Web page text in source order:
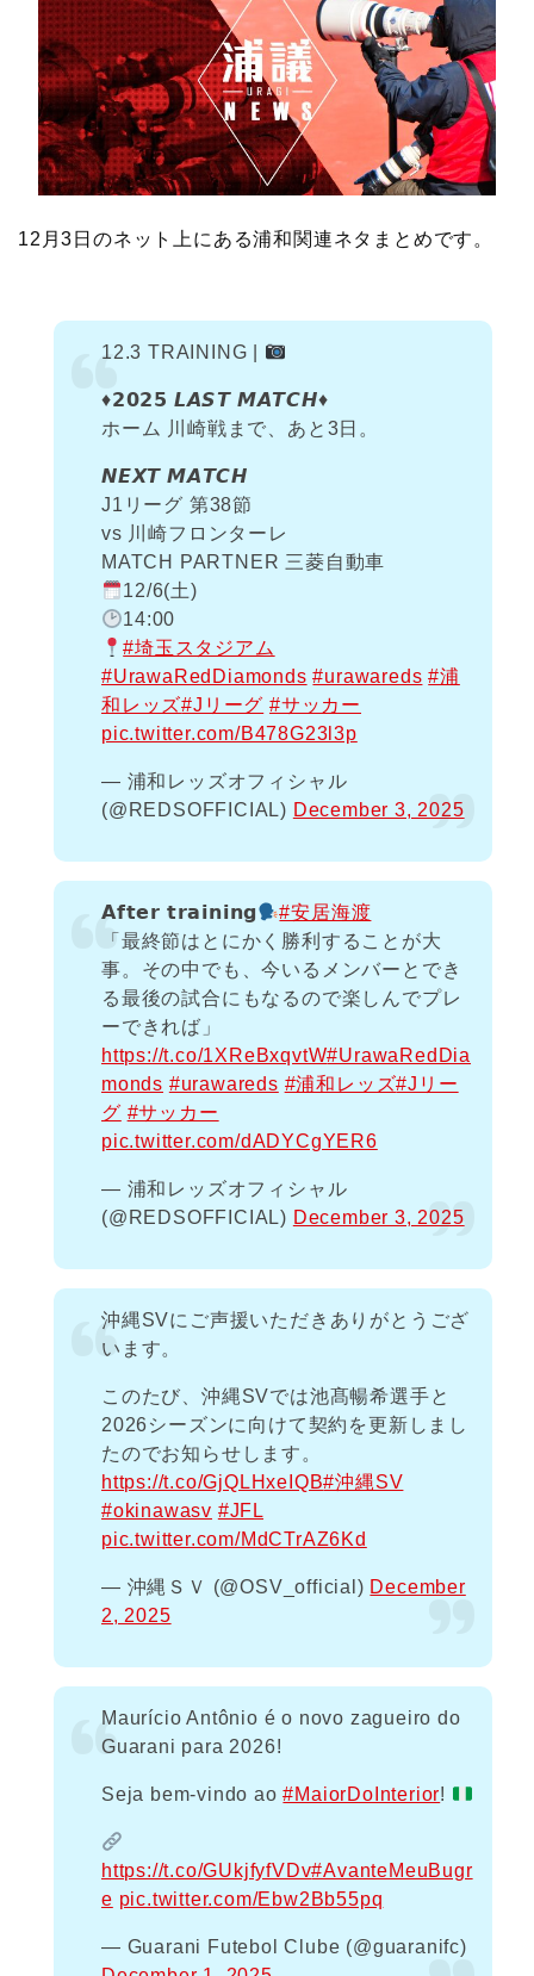
b
o
o
t
e
r
n
a
n
o
t
L
i
n
12月3日のネット上にある浦和関連ネタまとめです。
12.3 TRAINING |
♦️𝟮𝟬𝟮𝟱 𝙇𝘼𝙎𝙏 𝙈𝘼𝙏𝘾𝙃♦️
ホーム 川崎戦まで、あと3日。
𝙉𝙀𝙓𝙏 𝙈𝘼𝙏𝘾𝙃
J1リーグ 第38節
vs 川崎フロンターレ
MATCH PARTNER 三菱自動車
12/6(土)
14:00
#埼玉スタジアム
#UrawaRedDiamonds #urawareds #浦
和レッズ#Jリーグ #サッカー
pic.twitter.com/B478G23l3p
— 浦和レッズオフィシャル
(@REDSOFFICIAL) December 3, 2025
𝗔𝗳𝘁𝗲𝗿 𝘁𝗿𝗮𝗶𝗻𝗶𝗻𝗴
#安居海渡
「最終節はとにかく勝利することが大
事。その中でも、今いるメンバーとでき
る最後の試合にもなるので楽しんでプレ
ーできれば」
https://t.co/1XReBxqvtW#UrawaRedDia
monds #urawareds #浦和レッズ#Jリー
グ #サッカー
pic.twitter.com/dADYCgYER6
— 浦和レッズオフィシャル
(@REDSOFFICIAL) December 3, 2025
沖縄SVにご声援いただきありがとうござ
います。
このたび、沖縄SVでは池髙暢希選手と
2026シーズンに向けて契約を更新しまし
たのでお知らせします。
https://t.co/GjQLHxeIQB#沖縄SV
#okinawasv #JFL
pic.twitter.com/MdCTrAZ6Kd
— 沖縄ＳＶ (@OSV_official) December
2, 2025
Maurício Antônio é o novo zagueiro do
Guarani para 2026!
Seja bem-vindo ao#MaiorDoInterior!
https://t.co/GUkjfyfVDv#AvanteMeuBugr
e pic.twitter.com/Ebw2Bb55pq
— Guarani Futebol Clube (@guaranifc)